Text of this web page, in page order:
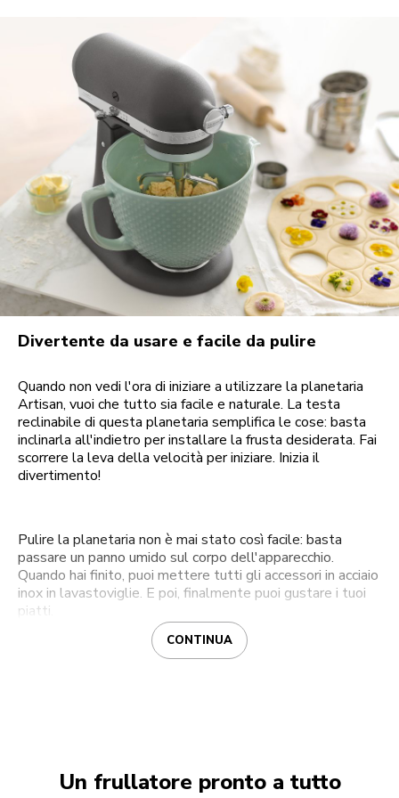
Divertente da usare e facile da pulire
Quando non vedi l'ora di iniziare a utilizzare la planetaria
Artisan, vuoi che tutto sia facile e naturale. La testa
reclinabile di questa planetaria semplifica le cose: basta
inclinarla all'indietro per installare la frusta desiderata. Fai
scorrere la leva della velocità per iniziare. Inizia il
divertimento!
Pulire la planetaria non è mai stato così facile: basta
passare un panno umido sul corpo dell'apparecchio.
Quando hai finito, puoi mettere tutti gli accessori in acciaio
inox in lavastoviglie. E poi, finalmente puoi gustare i tuoi
piatti.
CONTINUA
Un frullatore pronto a tutto